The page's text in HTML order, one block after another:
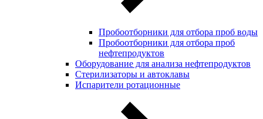
Пробоотборники для отбора проб воды
Пробоотборники для отбора проб
нефтепродуктов
Оборудование для анализа нефтепродуктов
Стерилизаторы и автоклавы
Испарители ротационные